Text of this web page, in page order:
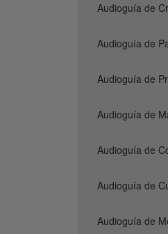
Audioguía de
Audioguía de
Audioguía de
Audioguía de
Audioguía de
Audioguía de
Audioguía de